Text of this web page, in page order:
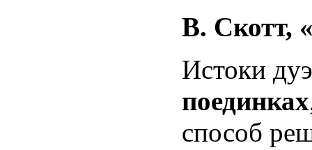
В. Скотт,
Истоки
поединках
способ